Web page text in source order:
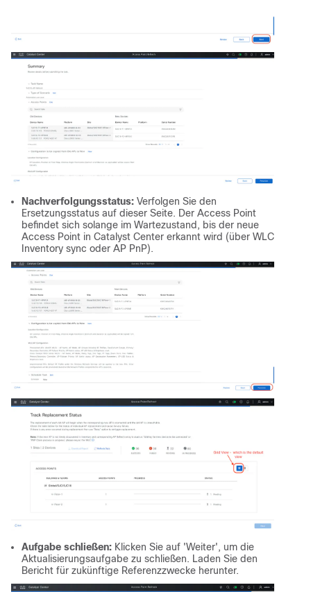
Nachverfolgungsstatus: Verfolgen Sie den
Ersetzungsstatus auf dieser Seite. Der Access Point
befindet sich solange im Wartezustand, bis der neue
Access Point in Catalyst Center erkannt wird (über WLC
Inventory sync oder AP PnP).
Aufgabe schließen: Klicken Sie auf 'Weiter', um die
Aktualisierungsaufgabe zu schließen. Laden Sie den
Bericht für zukünftige Referenzzwecke herunter.